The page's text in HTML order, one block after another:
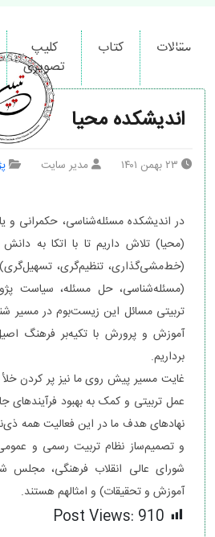
مقالات کتاب
کلیپ
تصویری
اندیشکده محیا
۲۳ بهمن ۱۴۰۱ مدیر سایت
در اندیشکده مسئله‌شناسی، حکمرانی
(محیا) تلاش داریم تا با اتکا به
(خط‌مشی‌گذاری، تنظیم‌گری،
(مسئله‌شناسی، حل مسئله، سیاست
تربیتی مسائل این زیست‌بوم در مسیر
آموزش و پرورش با تکیه‌بر فرهنگ
برداریم.
غایت مسیر پیش روی ما نیز پر کردن
عمل تربیتی و کمک به بهبود
نهادهای هدف ما در این فعالیت همه
و تصمیم‌ساز نظام تربیت رسمی و
شورای عالی انقلاب فرهنگی، مجلس
آموزش و تحقیقات) و امثالهم هستند.
Post Views: 910